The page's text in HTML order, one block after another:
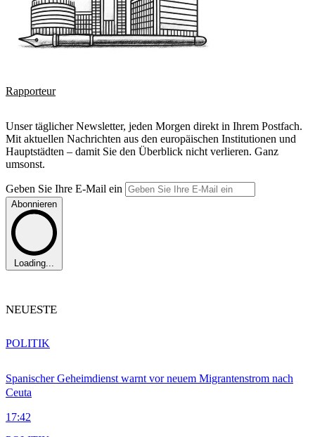
Rapporteur
Unser täglicher Newsletter, jeden Morgen direkt in Ihrem Postfach.
Mit aktuellen Nachrichten aus den europäischen Institutionen und
Hauptstädten – damit Sie den Überblick nicht verlieren. Ganz
umsonst.
Geben Sie Ihre E-Mail ein
Abonnieren
Loading...
NEUESTE
Spanischer Geheimdienst warnt vor neuem Migrantenstrom nach
Ceuta
17:42
POLITIK